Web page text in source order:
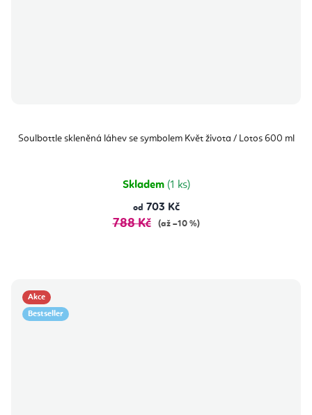
Soulbottle skleněná láhev se symbolem Květ života / Lotos 600 ml
Skladem (1 ks)
od 703 Kč
788 Kč (až –10 %)
Akce
Bestseller